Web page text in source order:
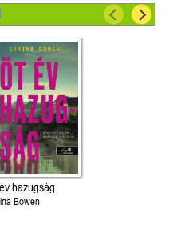
hazugság
Bowen